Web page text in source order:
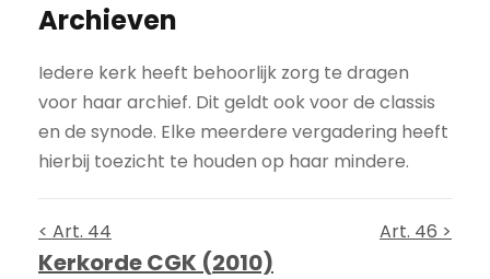
Archieven
Iedere kerk heeft behoorlijk zorg te dragen
voor haar archief. Dit geldt ook voor de classis
en de synode. Elke meerdere vergadering heeft
hierbij toezicht te houden op haar mindere.
< Art. 44 Art. 46 >
Kerkorde CGK (2010)